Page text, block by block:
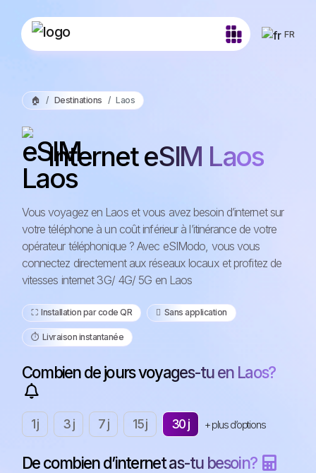
FR
🏠 Destinations Laos
Internet eSIM Laos
Vous voyagez en Laos et vous avez besoin d’internet sur
votre téléphone à un coût inférieur à l’itinérance de votre
opérateur téléphonique ? Avec eSIModo, vous vous
connectez directement aux réseaux locaux et profitez de
vitesses internet 3G/ 4G/ 5G en Laos
⛶️️ Installation par code QR ️ Sans application
⏱️️ Livraison instantanée
Combien de jours voyages-tu en Laos?
1 j 3 j 7 j 15 j 30 j + plus d’options
De combien d’internet as-tu besoin?